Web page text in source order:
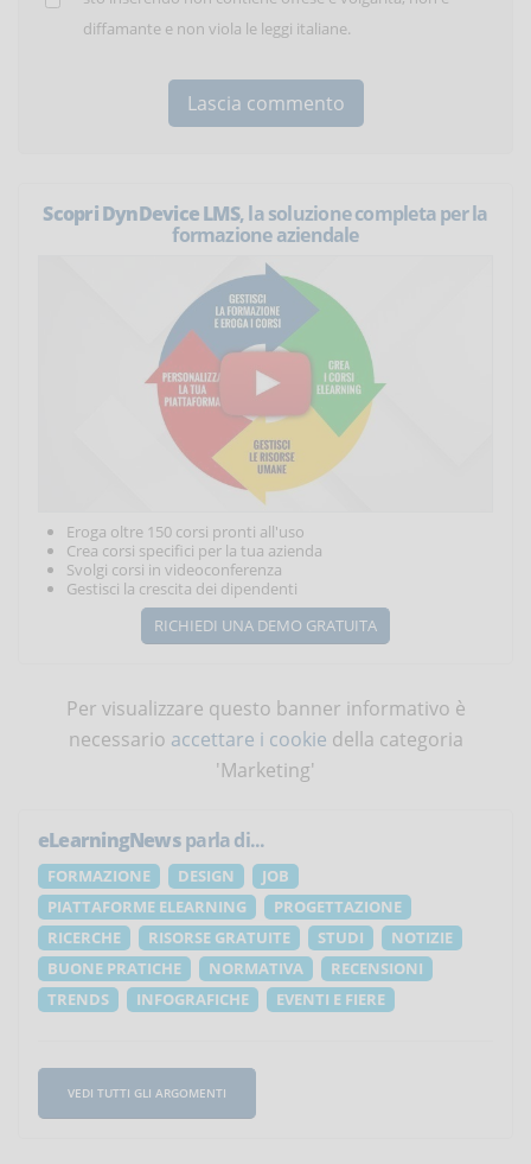
diffamante e non viola le leggi italiane.
Scopri DynDevice LMS, la soluzione completa per la
formazione aziendale
Eroga oltre 150 corsi pronti all'uso
Crea corsi specifici per la tua azienda
Svolgi corsi in videoconferenza
Gestisci la crescita dei dipendenti
RICHIEDI UNA DEMO GRATUITA
Per visualizzare questo banner informativo è
necessario accettare i cookie della categoria
'Marketing'
eLearningNewsparla di...
FORMAZIONE DESIGN
JOB
PIATTAFORME ELEARNING
PROGETTAZIONE
RICERCHE
RISORSE GRATUITE STUDI
NOTIZIE
BUONE PRATICHE
NORMATIVA
RECENSIONI
TRENDS
INFOGRAFICHE EVENTI E FIERE
VEDI TUTTI GLI ARGOMENTI